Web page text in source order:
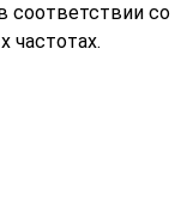
соответствии со
частотах.